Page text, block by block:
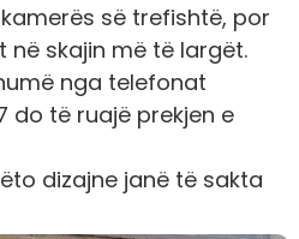
së trefishtë, por
në skajin më të largët.
nga telefonat
do të ruajë prekjen e
dizajne janë të sakta